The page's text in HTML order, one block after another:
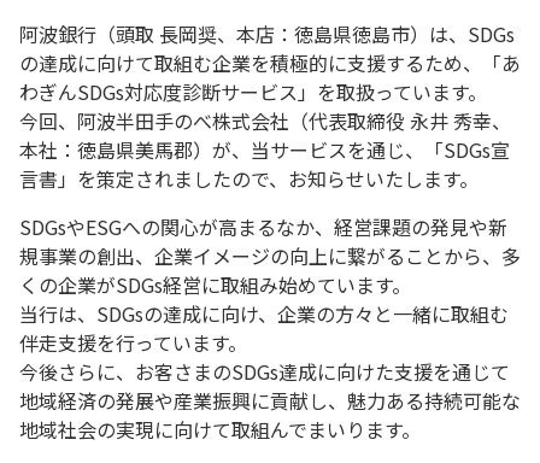
阿波銀行（頭取 長岡奨、本店：徳島県徳島市）は、SDGs
の達成に向けて取組む企業を積極的に支援するため、「あ
わぎんSDGs対応度診断サービス」を取扱っています。
今回、阿波半田手のべ株式会社（代表取締役 永井 秀幸、
本社：徳島県美馬郡）が、当サービスを通じ、「SDGs宣
言書」を策定されましたので、お知らせいたします。
SDGsやESGへの関心が高まるなか、経営課題の発見や新
規事業の創出、企業イメージの向上に繋がることから、多
くの企業がSDGs経営に取組み始めています。
当行は、SDGsの達成に向け、企業の方々と一緒に取組む
伴走支援を行っています。
今後さらに、お客さまのSDGs達成に向けた支援を通じて
地域経済の発展や産業振興に貢献し、魅力ある持続可能な
地域社会の実現に向けて取組んでまいります。